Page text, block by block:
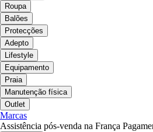
Roupa
Balões
Protecções
Adepto
Lifestyle
Equipamento
Praia
Manutenção física
Outlet
Marcas
Assistência pós-venda na França